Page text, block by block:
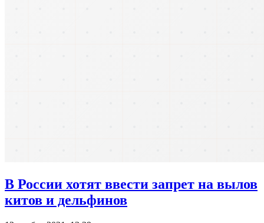
В России хотят ввести запрет на вылов
китов и дельфинов